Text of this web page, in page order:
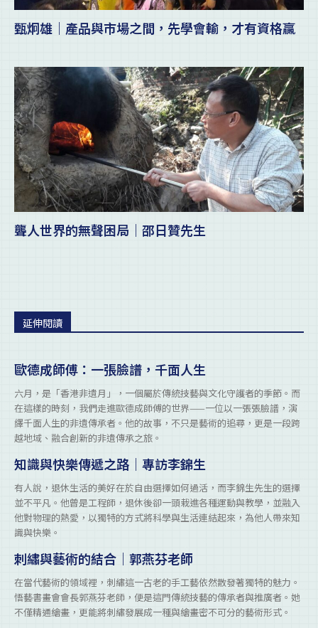
甄炯雄｜產品與市場之間，先學會輸，才有資格贏
聾人世界的無聲困局｜邵日贊先生
延伸閱讀
歐德成師傅：一張臉譜，千面人生
六月，是「香港非遺月」，一個屬於傳統技藝與文化守護者的季節。而
在這樣的時刻，我們走進歐德成師傅的世界——一位以一張張臉譜，演
繹千面人生的非遺傳承者。他的故事，不只是藝術的追尋，更是一段跨
越地域、融合創新的非遺傳承之旅。
知識與快樂傳遞之路｜專訪李錦生
有人說，退休生活的美好在於自由選擇如何過活，而李錦生先生的選擇
並不平凡。他曾是工程師，退休後卻一頭栽進各種運動與教學，並融入
他對物理的熱愛，以獨特的方式將科學與生活連結起來，為他人帶來知
識與快樂。
刺繡與藝術的結合｜郭燕芬老師
在當代藝術的領域裡，刺繡這一古老的手工藝依然散發著獨特的魅力。
悟藝書畫會會長郭燕芬老師，便是這門傳統技藝的傳承者與推廣者。她
不僅精通繪畫，更能將刺繡發展成一種與繪畫密不可分的藝術形式。